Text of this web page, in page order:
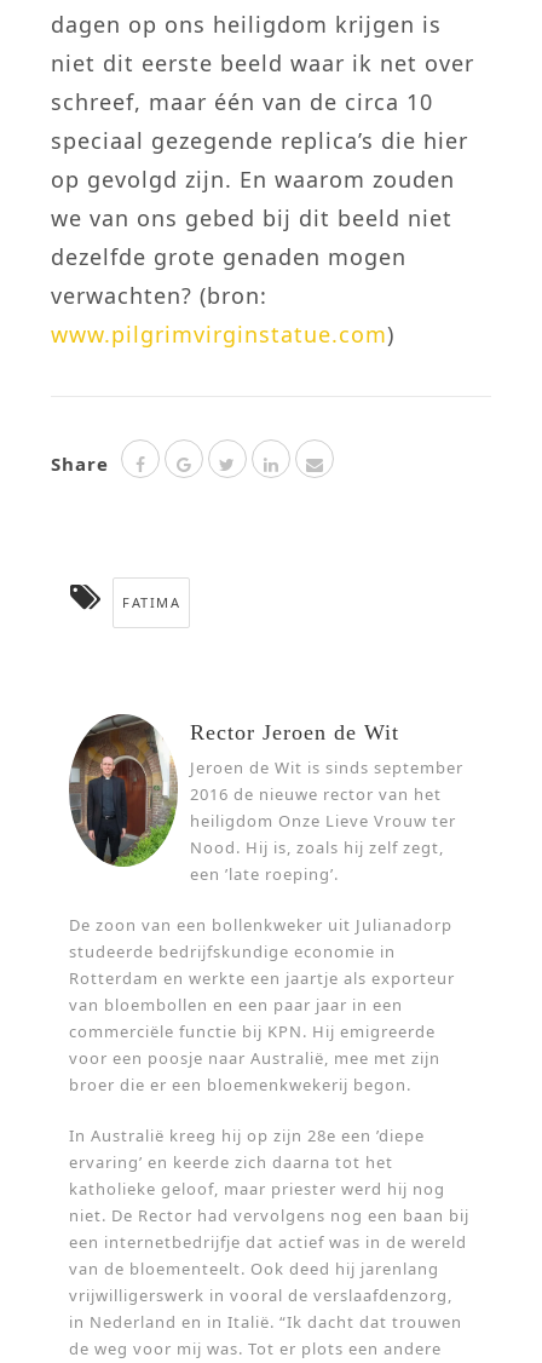
dagen op ons heiligdom krijgen is
niet dit eerste beeld waar ik net over
schreef, maar één van de circa 10
speciaal gezegende replica’s die hier
op gevolgd zijn. En waarom zouden
we van ons gebed bij dit beeld niet
dezelfde grote genaden mogen
verwachten? (bron:
www.pilgrimvirginstatue.com)
Share
FATIMA
Rector Jeroen de Wit
Jeroen de Wit is sinds september
2016 de nieuwe rector van het
heiligdom Onze Lieve Vrouw ter
Nood. Hij is, zoals hij zelf zegt,
een ’late roeping’.
De zoon van een bollenkweker uit Julianadorp
studeerde bedrijfskundige economie in
Rotterdam en werkte een jaartje als exporteur
van bloembollen en een paar jaar in een
commerciële functie bij KPN. Hij emigreerde
voor een poosje naar Australië, mee met zijn
broer die er een bloemenkwekerij begon.
In Australië kreeg hij op zijn 28e een ’diepe
ervaring’ en keerde zich daarna tot het
katholieke geloof, maar priester werd hij nog
niet. De Rector had vervolgens nog een baan bij
een internetbedrijfje dat actief was in de wereld
van de bloementeelt. Ook deed hij jarenlang
vrijwilligerswerk in vooral de verslaafdenzorg,
in Nederland en in Italië. “Ik dacht dat trouwen
de weg voor mij was. Tot er plots een andere